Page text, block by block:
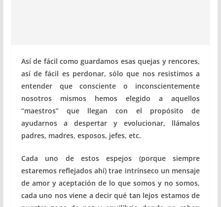
Así de fácil como guardamos esas quejas y rencores,
así de fácil es perdonar, sólo que nos resistimos a
entender que consciente o inconscientemente
nosotros mismos hemos elegido a aquellos
“maestros” que llegan con el propósito de
ayudarnos a despertar y evolucionar, llámalos
padres, madres, esposos, jefes, etc.
Cada uno de estos espejos (porque siempre
estaremos reflejados ahí) trae intrínseco un mensaje
de amor y aceptación de lo que somos y no somos,
cada uno nos viene a decir qué tan lejos estamos de